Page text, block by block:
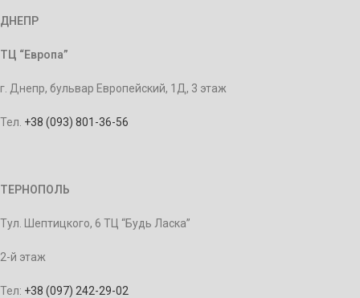
ДНЕПР
ТЦ “Европа”
г. Днепр, бульвар Европейский, 1Д, 3 этаж
Тел. +38 (093) 801-36-56
ТЕРНОПОЛЬ
Тул. Шептицкого, 6 ТЦ “Будь Ласка”
2-й этаж
Тел: +38 (097) 242-29-02